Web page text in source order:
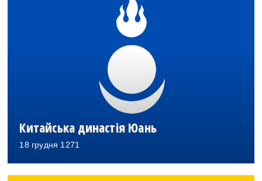
Китайська династія Юань
18 грудня 1271